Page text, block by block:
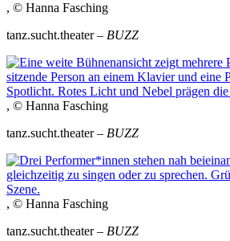
, © Hanna Fasching
tanz.sucht.theater – BUZZ
, © Hanna Fasching
tanz.sucht.theater – BUZZ
, © Hanna Fasching
tanz.sucht.theater – BUZZ